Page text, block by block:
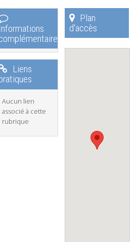
Informations
Liens
Aucun lien
associé à cette
rubrique
Plan
d'accès